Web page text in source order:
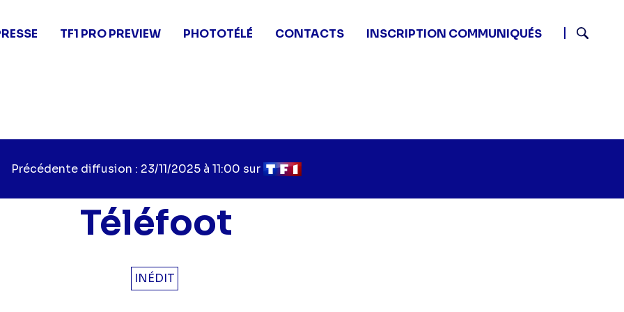
TF1 PRO PREVIEW PHOTOTÉLÉ CONTACTS
INSCRIPTION COMMUNIQUÉS
Précédente diffusion : 23/11/2025 à 11:00 sur
Téléfoot
INÉDIT